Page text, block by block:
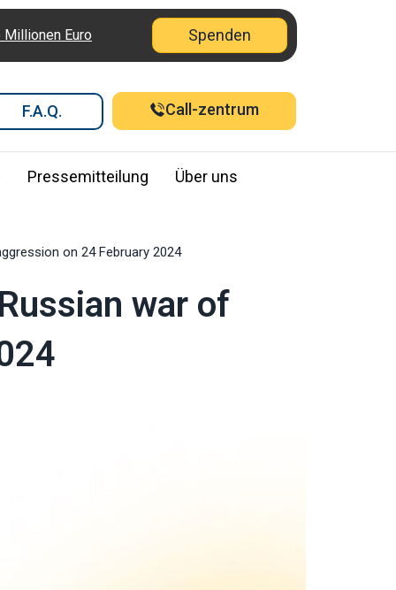
Millionen Euro Spenden
F.A.Q. Call-zentrum
Pressemitteilung Über uns
on 24 February 2024
war of